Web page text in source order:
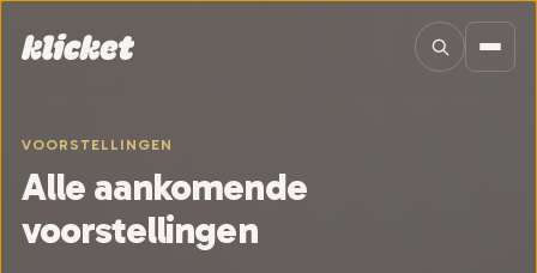
VOORSTELLINGEN
Alle aankomende
voorstellingen